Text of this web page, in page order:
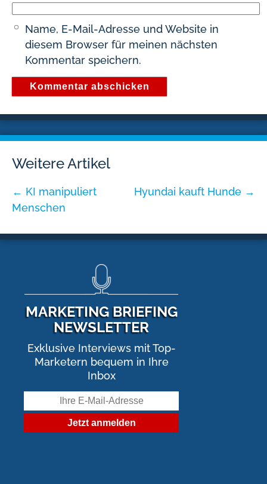
Name, E-Mail-Adresse und Website in
diesem Browser für meinen nächsten
Kommentar speichern.
Weitere Artikel
← KI manipuliert
Menschen
Hyundai kauft Hunde →
MARKETING BRIEFING
NEWSLETTER
Exklusive Interviews mit Top-
Marketern bequem in Ihre
Inbox